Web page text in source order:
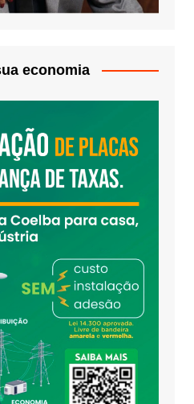
economia